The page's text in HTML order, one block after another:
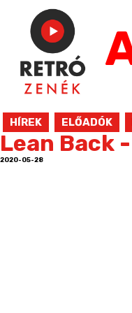
navigation
HÍREK ELŐADÓK
Lean Back
2020-05-28